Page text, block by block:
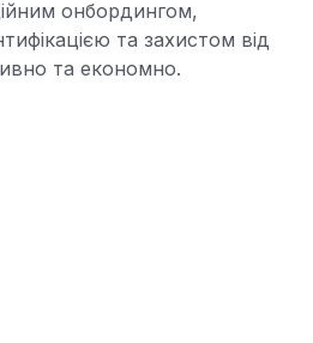
онбордингом,
та захистом від
та економно.